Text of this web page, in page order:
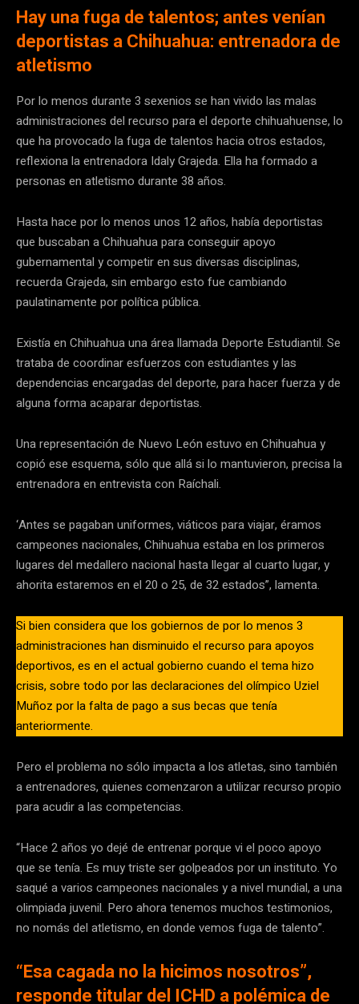
Hay una fuga de talentos; antes venían
deportistas a Chihuahua: entrenadora de
atletismo
Por lo menos durante 3 sexenios se han vivido las malas
administraciones del recurso para el deporte chihuahuense, lo
que ha provocado la fuga de talentos hacia otros estados,
reflexiona la entrenadora Idaly Grajeda. Ella ha formado a
personas en atletismo durante 38 años.
Hasta hace por lo menos unos 12 años, había deportistas
que buscaban a Chihuahua para conseguir apoyo
gubernamental y competir en sus diversas disciplinas,
recuerda Grajeda, sin embargo esto fue cambiando
paulatinamente por política pública.
Existía en Chihuahua una área llamada Deporte Estudiantil. Se
trataba de coordinar esfuerzos con estudiantes y las
dependencias encargadas del deporte, para hacer fuerza y de
alguna forma acaparar deportistas.
Una representación de Nuevo León estuvo en Chihuahua y
copió ese esquema, sólo que allá si lo mantuvieron, precisa la
entrenadora en entrevista con Raíchali.
‘Antes se pagaban uniformes, viáticos para viajar, éramos
campeones nacionales, Chihuahua estaba en los primeros
lugares del medallero nacional hasta llegar al cuarto lugar, y
ahorita estaremos en el 20 o 25, de 32 estados”, lamenta.
Si bien considera que los gobiernos de por lo menos 3
administraciones han disminuido el recurso para apoyos
deportivos, es en el actual gobierno cuando el tema hizo
crisis, sobre todo por las declaraciones del olímpico Uziel
Muñoz por la falta de pago a sus becas que tenía
anteriormente.
Pero el problema no sólo impacta a los atletas, sino también
a entrenadores, quienes comenzaron a utilizar recurso propio
para acudir a las competencias.
“Hace 2 años yo dejé de entrenar porque vi el poco apoyo
que se tenía. Es muy triste ser golpeados por un instituto. Yo
saqué a varios campeones nacionales y a nivel mundial, a una
olimpiada juvenil. Pero ahora tenemos muchos testimonios,
no nomás del atletismo, en donde vemos fuga de talento”.
“Esa cagada no la hicimos nosotros”,
responde titular del ICHD a polémica de